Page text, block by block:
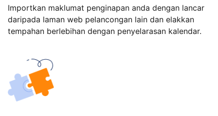
Importkan maklumat penginapan anda dengan lancar
daripada laman web pelancongan lain dan elakkan
tempahan berlebihan dengan penyelarasan kalendar.